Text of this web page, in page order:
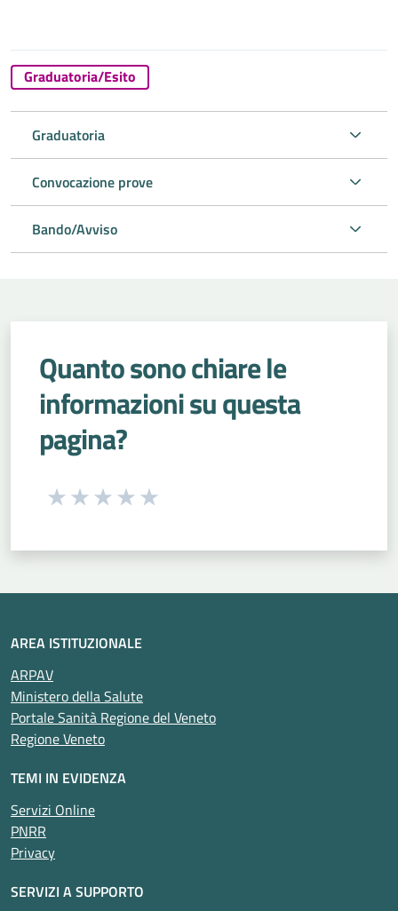
Graduatoria/Esito
Graduatoria
Convocazione prove
Bando/Avviso
Quanto sono chiare le
informazioni su questa
pagina?
Seleziona una valutazione da 1 a 5 stelle
AREA ISTITUZIONALE
ARPAV
Ministero della Salute
Portale Sanità Regione del Veneto
Regione Veneto
TEMI IN EVIDENZA
Servizi Online
PNRR
Privacy
SERVIZI A SUPPORTO